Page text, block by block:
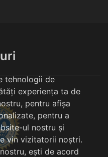
tehnologii de
experiența ta de
pentru afișa
pentru a
ul nostru și
vin vizitatorii noștri.
ești de acord